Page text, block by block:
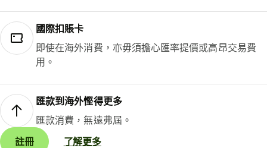
國際扣賬卡
即使在海外消費，亦毋須擔心匯率提價或高昂交易費
用。
匯款到海外慳得更多
匯款消費，無遠弗屆。
註冊
了解更多